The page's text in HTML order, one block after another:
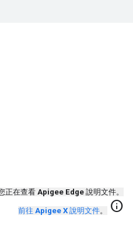
正在查看 Apigee Edge 說明文件。
前往 Apigee X 說明文件。 info